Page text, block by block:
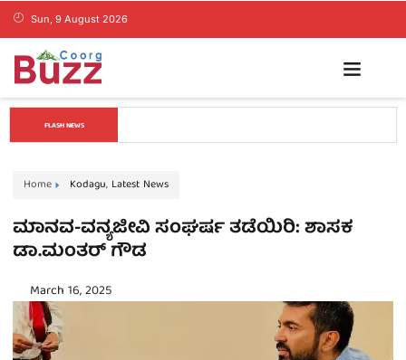
Sun, 9 August 2026
FLASH NEWS
Home Kodagu, Latest News
ಮಾನವ-ವನ್ಯಜೀವಿ ಸಂಘರ್ಷ ತಡೆಯಿರಿ: ಶಾಸಕ
ಡಾ.ಮಂತರ್ ಗೌಡ
March 16, 2025